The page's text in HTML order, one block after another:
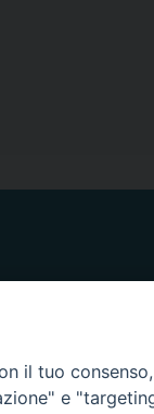
il tuo
e